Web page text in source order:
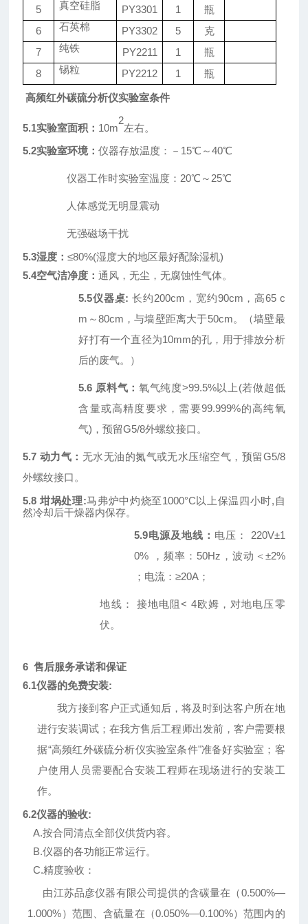
5 真空硅脂 PY3301 1
瓶
6
石英棉 PY3302 5
克
7
纯铁 PY2211 1
瓶
8
锡粒 PY2212 1 瓶
高频红外碳硫分析仪实验室条件
5.1实验室面积： 10m
2
左右。
5.2实验室环境：仪器存放温度：－ 15℃～40℃
仪器工作时实验室温度： 20℃～25℃
人体感觉无明显震动
无强磁场干扰
5.3湿度：≤80%(湿度大的地区最好配除湿机)
5.4空气洁净度：通风，无尘，无腐蚀性气体。
5.5仪器桌:长约200cm，宽约90cm，高65 c
m～80cm，与墙壁距离大于50cm。（墙壁最
好打有一个直径为10mm的孔，用于排放分析
后的废气。）
5.6 原料气： 氧气纯度>99.5%以上 (若做超低
含量或高精度要求，需要99.999%的高纯氧
气)，预留G5/8外螺纹接口。
5.7 动力气： 无水无油的氮气或无水压缩空气，预留G5/8
外螺纹接口。
5.8 坩埚处理:马弗炉中灼烧至1000°C以上保温四小时, 自
然冷却后干燥器内保存。
5.9电源及地线： 电压：
220V±1
0% ，频率：50Hz，波动＜±2%
；电流：≥20A；
地线： 接地电阻< 4欧姆，对地电压零
伏。
6 售后服务承诺和保证
6.1仪器的免费安装:
我方接到客户正式通知后，将及时到达客户所在地
进行安装调试；在我方售后工程师出发前，客户需要根
据“高频红外碳硫分析仪实验室条件"准备好实验室；客
户使用人员需要配合安装工程师在现场进行的安装工
作。
6.2仪器的验收:
A.按合同清点全部仪供货内容。
B.仪器的各功能正常运行。
C.精度验收：
由江苏品彦仪器有限公司提供的含碳量在（0.500%—
1.000%）范围、含硫量在（0.050%—0.100%）范围内的